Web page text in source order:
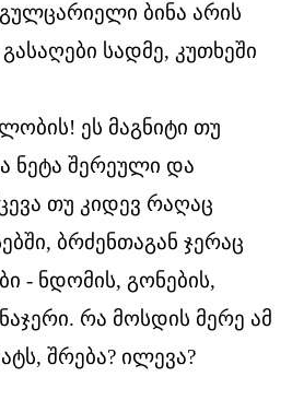
ბინა არის
სადმე, კუთხეში
ეს მაგნიტი თუ
ნეტა შერეული და
თუ კიდევ რაღაც
ბრძენთაგან ჯერაც
- ნდომის, გონების,
რა მოსდის მერე ამ
შრება? ილევა?